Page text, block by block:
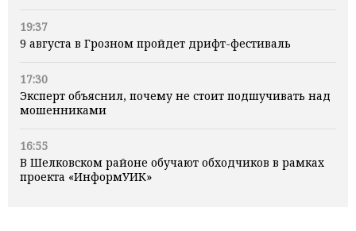
19:37
9 августа в Грозном пройдет дрифт-фестиваль
17:30
Эксперт объяснил, почему не стоит подшучивать над
мошенниками
16:55
В Шелковском районе обучают обходчиков в рамках
проекта «ИнформУИК»